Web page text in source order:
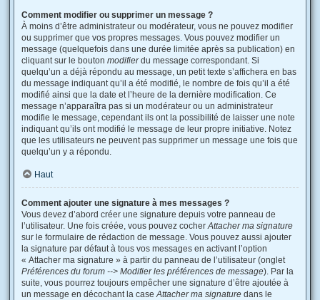
Comment modifier ou supprimer un message ?
À moins d’être administrateur ou modérateur, vous ne pouvez modifier
ou supprimer que vos propres messages. Vous pouvez modifier un
message (quelquefois dans une durée limitée après sa publication) en
cliquant sur le bouton modifierdu message correspondant. Si
quelqu’un a déjà répondu au message, un petit texte s’affichera en bas
du message indiquant qu’il a été modifié, le nombre de fois qu’il a été
modifié ainsi que la date et l’heure de la dernière modification. Ce
message n’apparaîtra pas si un modérateur ou un administrateur
modifie le message, cependant ils ont la possibilité de laisser une note
indiquant qu’ils ont modifié le message de leur propre initiative. Notez
que les utilisateurs ne peuvent pas supprimer un message une fois que
quelqu’un y a répondu.
Haut
Comment ajouter une signature à mes messages ?
Vous devez d’abord créer une signature depuis votre panneau de
l’utilisateur. Une fois créée, vous pouvez cocherAttacher ma signature
sur le formulaire de rédaction de message. Vous pouvez aussi ajouter
la signature par défaut à tous vos messages en activant l’option
« Attacher ma signature » à partir du panneau de l’utilisateur (onglet
Préférences du forum --> Modifier les préférences de message). Par la
suite, vous pourrez toujours empêcher une signature d’être ajoutée à
un message en décochant la caseAttacher ma signature dans le